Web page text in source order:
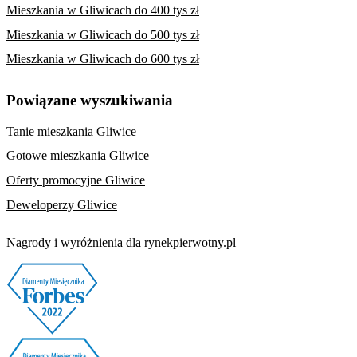
Mieszkania w Gliwicach do 400 tys zł
Mieszkania w Gliwicach do 500 tys zł
Mieszkania w Gliwicach do 600 tys zł
Powiązane wyszukiwania
Tanie mieszkania Gliwice
Gotowe mieszkania Gliwice
Oferty promocyjne Gliwice
Deweloperzy Gliwice
Nagrody i wyróżnienia dla rynekpierwotny.pl